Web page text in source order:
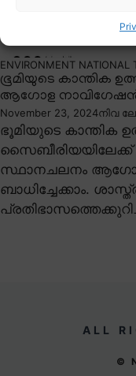
ENVIRONMENT NATIONAL
ഭൂമിയുടെ കാന്തിക
ആഗോള നാവിഗേഷൻ
November 23, 2024നിവ
ഭൂമിയുടെ കാന്തിക
സ്ഥാനചലനം
ബാധിച്ചേക്കാം.
ALL
©